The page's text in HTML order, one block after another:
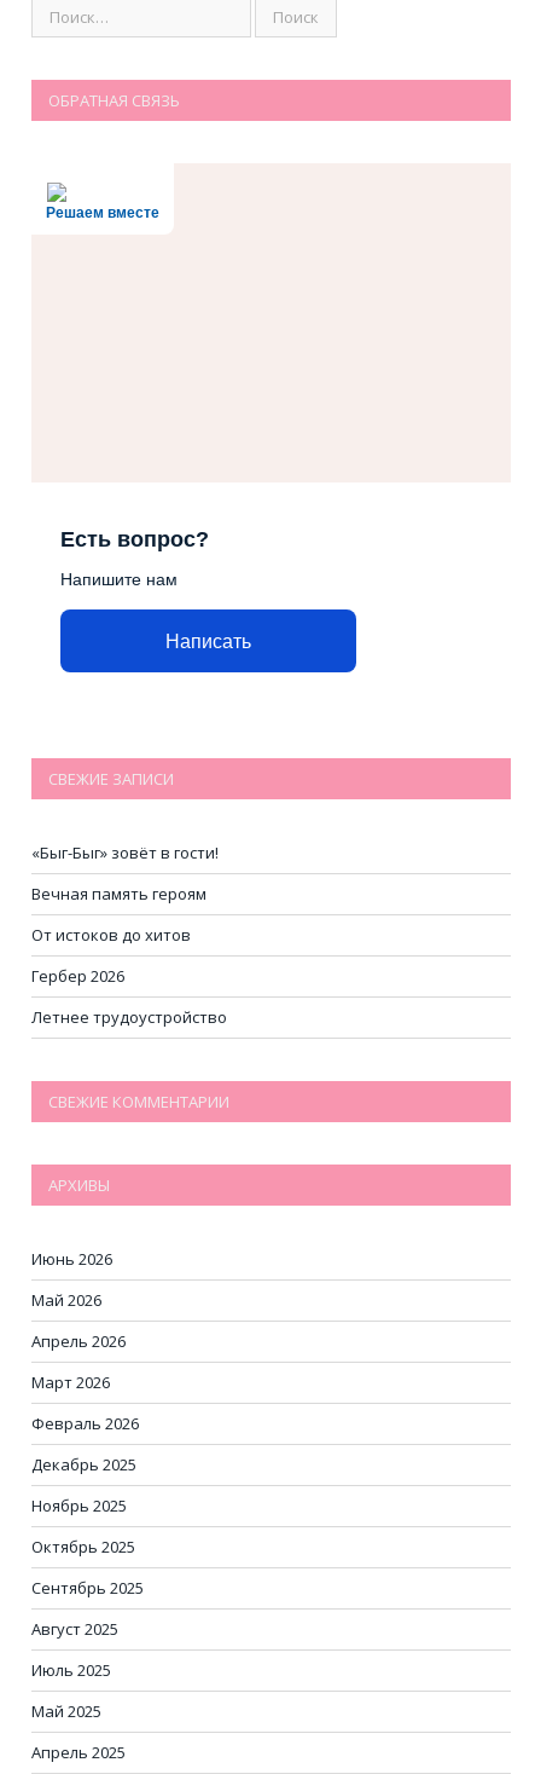
ОБРАТНАЯ СВЯЗЬ
Решаем вместе
Есть вопрос?
Напишите нам
Написать
СВЕЖИЕ ЗАПИСИ
«Быг-Быг» зовёт в гости!
Вечная память героям
От истоков до хитов
Гербер 2026
Летнее трудоустройство
СВЕЖИЕ КОММЕНТАРИИ
АРХИВЫ
Июнь 2026
Май 2026
Апрель 2026
Март 2026
Февраль 2026
Декабрь 2025
Ноябрь 2025
Октябрь 2025
Сентябрь 2025
Август 2025
Июль 2025
Май 2025
Апрель 2025